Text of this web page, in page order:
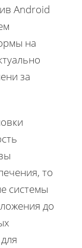
Android
на
за
то
системы
до